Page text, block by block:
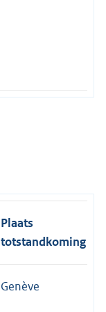
Plaats
totstandkoming
Genève